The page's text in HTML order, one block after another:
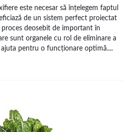
este necesar să înțelegem faptul
de un sistem perfect proiectat
deosebit de important în
sunt organele cu rol de eliminare a
pentru o funcționare optimă....